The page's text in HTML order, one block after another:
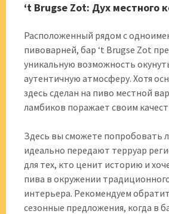
‘t Brugse Zot: Дух местного
Расположенный рядом с
пивоварней, бар ‘t Brugse Zot
уникальную возможность
аутентичную атмосферу. Хотя
здесь сделан на пиво местной
ламбиков поражает своим
Здесь вы сможете попробовать
идеально передают терруар
для тех, кто ценит историю и
пива в окружении
интерьера. Рекомендуем
сезонные предложения, когда в